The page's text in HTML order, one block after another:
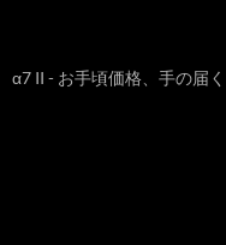
α7 II - お手頃価格、手の届